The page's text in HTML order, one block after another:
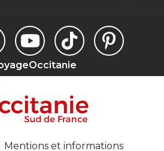
Mentions et informations